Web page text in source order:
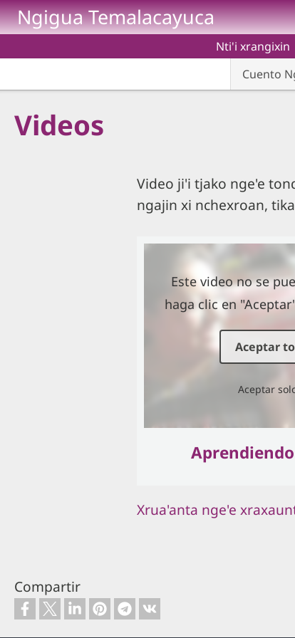
Pasar al contenido principal
Ngigua Temalacayuca
Nti'i xrangixin
Cuento
Videos
Video ji'i tjako nge'e
ngajin xi nchexroan,
Este video no se
haga clic en
Aceptar
Aceptar
Xrua'anta nge'e
Compartir